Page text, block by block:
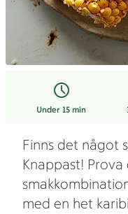
Under 15 min
Finns det något
Knappast!
med en het